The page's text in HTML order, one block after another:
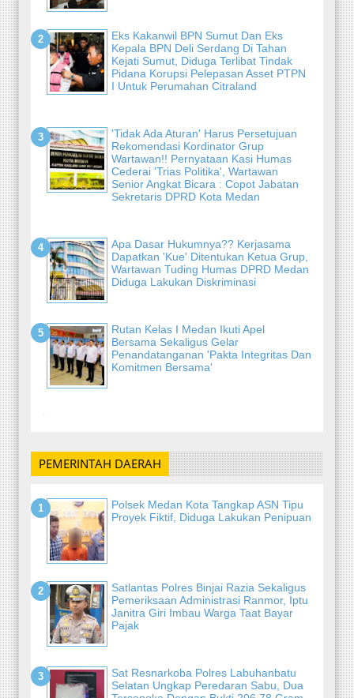
Eks Kakanwil BPN Sumut Dan Eks
Kepala BPN Deli Serdang Di Tahan
Kejati Sumut, Diduga Terlibat Tindak
Pidana Korupsi Pelepasan Asset PTPN
I Untuk Perumahan Citraland
'Tidak Ada Aturan' Harus Persetujuan
Rekomendasi Kordinator Grup
Wartawan!! Pernyataan Kasi Humas
Cederai 'Trias Politika', Wartawan
Senior Angkat Bicara : Copot Jabatan
Sekretaris DPRD Kota Medan
Apa Dasar Hukumnya?? Kerjasama
Dapatkan 'Kue' Ditentukan Ketua Grup,
Wartawan Tuding Humas DPRD Medan
Diduga Lakukan Diskriminasi
Rutan Kelas I Medan Ikuti Apel
Bersama Sekaligus Gelar
Penandatanganan 'Pakta Integritas Dan
Komitmen Bersama'
-
PEMERINTAH DAERAH
Polsek Medan Kota Tangkap ASN Tipu
Proyek Fiktif, Diduga Lakukan Penipuan
Satlantas Polres Binjai Razia Sekaligus
Pemeriksaan Administrasi Ranmor, Iptu
Janitra Giri Imbau Warga Taat Bayar
Pajak
Sat Resnarkoba Polres Labuhanbatu
Selatan Ungkap Peredaran Sabu, Dua